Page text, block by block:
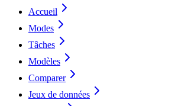
Accueil
Modes
Tâches
Modèles
Comparer
Jeux de données